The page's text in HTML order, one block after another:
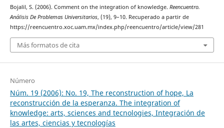
Bojalil, S. (2006). Comment on the integration of knowledge. Reencuentro.
Análisis De Problemas Universitarios, (19), 9–10. Recuperado a partir de
https://reencuentro.xoc.uam.mx/index.php/reencuentro/article/view/281
Más formatos de cita
Número
Núm. 19 (2006): No. 19, The reconstruction of hope, La
reconstrucción de la esperanza. The integration of
knowledge: arts, sciences and tecnologies, Integración de
las artes, ciencias y tecnologías